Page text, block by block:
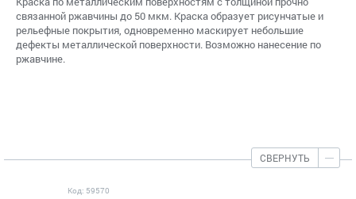
связанной ржавчины до 50 мкм. Краска образует рисунчатые и
рельефные покрытия, одновременно маскирует небольшие
дефекты металлической поверхности. Возможно нанесение по
ржавчине.
СВЕРНУТЬ
Код: 59570